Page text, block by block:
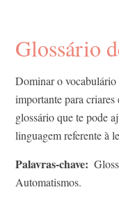
Glossário
Dominar o
importante para
glossário que te pode
linguagem referente à
Palavras-chave
Automatismos.